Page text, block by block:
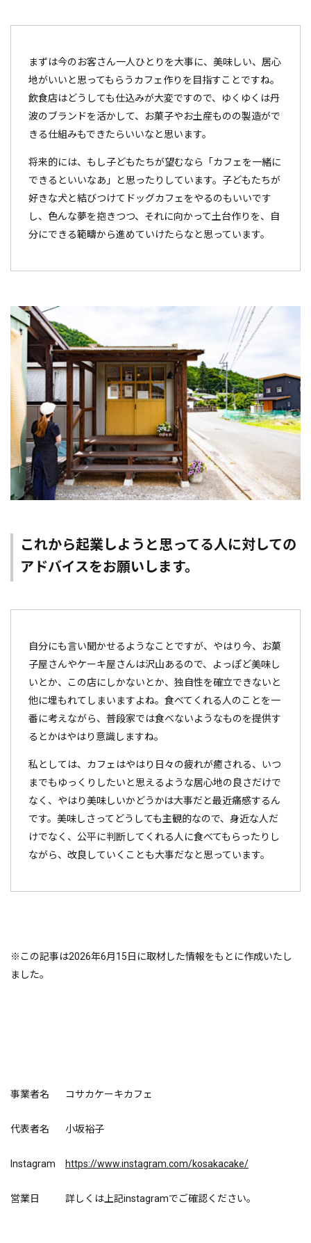
まずは今のお客さん一人ひとりを大事に、美味しい、居心
地がいいと思ってもらうカフェ作りを目指すことですね。
飲食店はどうしても仕込みが大変ですので、ゆくゆくは丹
波のブランドを活かして、お菓子やお土産ものの製造がで
きる仕組みもできたらいいなと思います。
将来的には、もし子どもたちが望むなら「カフェを一緒に
できるといいなあ」と思ったりしています。子どもたちが
好きな犬と結びつけてドッグカフェをやるのもいいです
し、色んな夢を抱きつつ、それに向かって土台作りを、自
分にできる範疇から進めていけたらなと思っています。
これから起業しようと思ってる人に対しての
アドバイスをお願いします。
自分にも言い聞かせるようなことですが、やはり今、お菓
子屋さんやケーキ屋さんは沢山あるので、よっぽど美味し
いとか、この店にしかないとか、独自性を確立できないと
他に埋もれてしまいますよね。食べてくれる人のことを一
番に考えながら、普段家では食べないようなものを提供す
るとかはやはり意識しますね。
私としては、カフェはやはり日々の疲れが癒される、いつ
までもゆっくりしたいと思えるような居心地の良さだけで
なく、やはり美味しいかどうかは大事だと最近痛感するん
です。美味しさってどうしても主観的なので、身近な人だ
けでなく、公平に判断してくれる人に食べてもらったりし
ながら、改良していくことも大事だなと思っています。
※この記事は2026年6月15日に取材した情報をもとに作成いたし
ました。
事業者名 コサカケーキカフェ
代表者名 小坂裕子
Instagram https://www.instagram.com/kosakacake/
営業日 詳しくは上記instagramでご確認ください。